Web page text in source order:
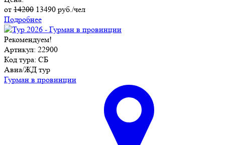
от 14200 13490 руб./чел
Подробнее
Рекомендуем!
Артикул: 22900
Код тура: СБ
Авиа/ЖД тур
Гурман в провинции